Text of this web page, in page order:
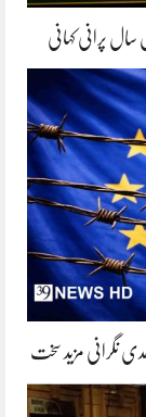
پرانی کہانی
نگرانی مزید سخت